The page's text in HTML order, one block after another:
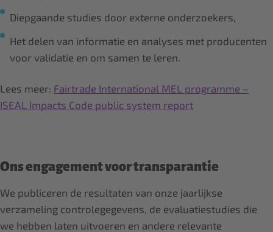
Diepgaande studies door externe onderzoekers,
Het delen van informatie en analyses met producenten
voor validatie en om samen te leren.
Lees meer: Fairtrade International MEL programme –
ISEAL Impacts Code public system report
Ons engagement voor transparantie
We publiceren de resultaten van onze jaarlijkse
verzameling controlegegevens, de evaluatiestudies die
we hebben laten uitvoeren en andere relevante